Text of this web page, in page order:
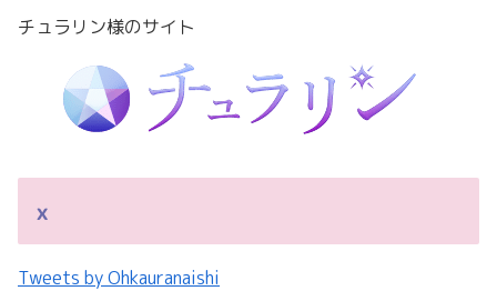
チュラリン様のサイト
ｘ
Tweets by Ohkauranaishi